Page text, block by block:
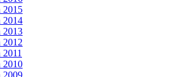
2015
2014
2013
2012
2010
2009